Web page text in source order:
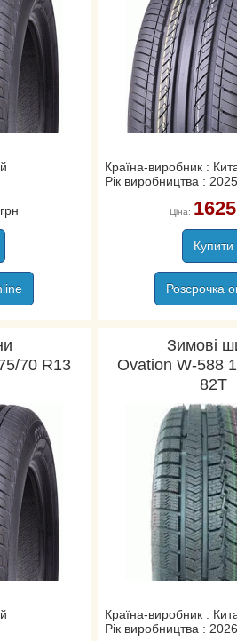
Країна-виробник :
Рік виробництва : 2025
Ціна: 1625
Купити
Розсрочка
70 R13
Зимові
Ovation W-588
82T
Країна-виробник :
Рік виробництва : 2026